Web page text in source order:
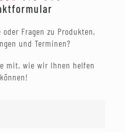
oder Fragen zu Produkten,
und Terminen?
mit, wie wir Ihnen helfen
können!